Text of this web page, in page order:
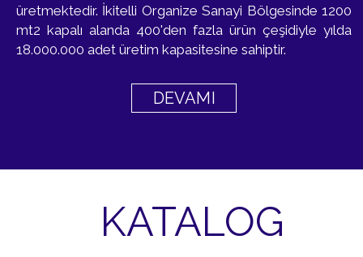
üretmektedir. İkitelli Organize Sanayi Bölgesinde 1200
mt2 kapalı alanda 400'den fazla ürün çeşidiyle yılda
18.000.000 adet üretim kapasitesine sahiptir.
DEVAMI
KATALOG